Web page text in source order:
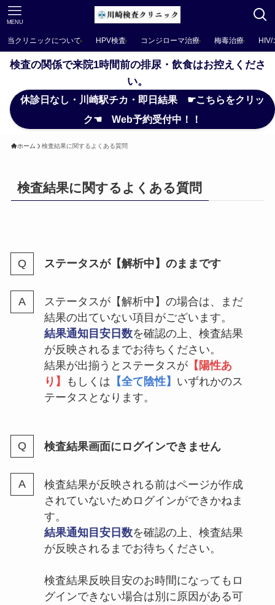
MENU
当クリニックについて HPV検査 コンジローマ治療 梅毒治療
検査の関係で来院1時間前の排尿・飲食はお控えくださ
い。
休診日なし・川崎駅チカ・即日結果 ☛こちらをクリッ
ク☚ Web予約受付中！！
ホーム 検査結果に関するよくある質問
検査結果に関するよくある質問
ステータスが【解析中】のままです
ステータスが【解析中】の場合は、まだ
結果の出ていない項目がございます。
結果通知目安日数を確認の上、検査結果
が反映されるまでお待ちください。
結果が出揃うとステータスが【陽性あ
り】
もしくは 【全て陰性】 いずれかのス
テータスとなります。
検査結果画面にログインできません
検査結果が反映される前はページが作成
されていないためログインができかねま
す。
結果通知目安日数を確認の上、検査結果
が反映されるまでお待ちください。
検査結果反映目安のお時間になってもロ
グインできない場合は別に原因がある可